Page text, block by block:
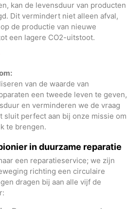
kan de levensduur van producten
Dit vermindert niet alleen afval,
de productie van nieuwe
een lagere CO2-uitstoot.
van de waarde van
een tweede leven te geven,
en verminderen we de vraag
sluit perfect aan bij onze missie om
te brengen.
in duurzame reparatie
een reparatieservice; we zijn
richting een circulaire
dragen bij aan alle vijf de